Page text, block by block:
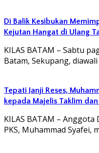
Di Balik Kesibukan
Kejutan Hangat di Ulang
KILAS BATAM – Sabtu
Batam, Sekupang,
Tepati Janji Reses,
kepada Majelis Taklim
KILAS BATAM – Anggota
PKS, Muhammad Syafei,